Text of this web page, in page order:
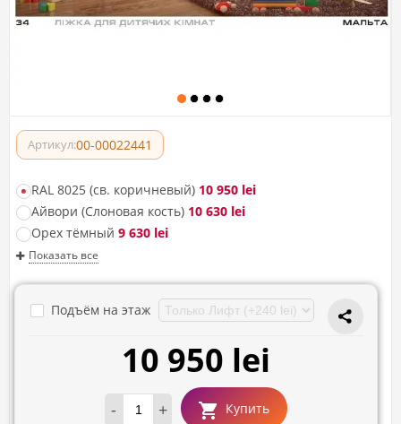
Артикул:00-00022441
RAL 8025 (св. коричневый) 10 950 lei
Айвори (Слоновая кость) 10 630 lei
Орех тёмный 9 630 lei
Показать все
Подъём на этаж
10 950 lei
- + Купить